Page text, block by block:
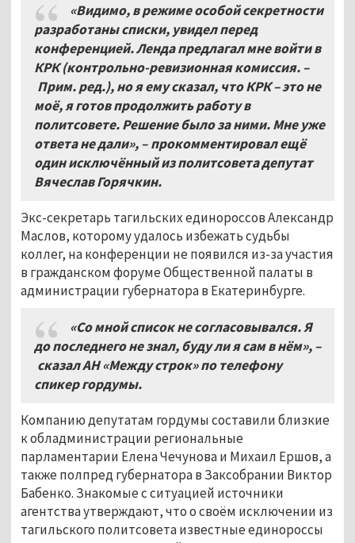
«Видимо, в режиме особой секретности
разработаны списки, увидел перед
конференцией. Ленда предлагал мне войти в
КРК (контрольно-ревизионная комиссия. –
Прим. ред.), но я ему сказал, что КРК – это не
моё, я готов продолжить работу в
политсовете. Решение было за ними. Мне уже
ответа не дали», – прокомментировал ещё
один исключённый из политсовета депутат
Вячеслав Горячкин.
Экс-секретарь тагильских единороссов Александр
Маслов, которому удалось избежать судьбы
коллег, на конференции не появился из-за участия
в гражданском форуме Общественной палаты в
администрации губернатора в Екатеринбурге.
«Со мной список не согласовывался. Я
до последнего не знал, буду ли я сам в нём», –
сказал АН «Между строк» по телефону
спикер гордумы.
Компанию депутатам гордумы составили близкие
к обладминистрации региональные
парламентарии Елена Чечунова и Михаил Ершов, а
также полпред губернатора в Заксобрании Виктор
Бабенко. Знакомые с ситуацией источники
агентства утверждают, что о своём исключении из
тагильского политсовета известные единороссы